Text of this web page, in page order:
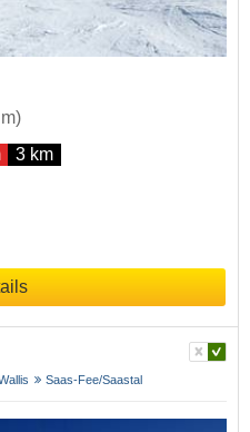
)
3 km
Saas-Fee/​Saastal